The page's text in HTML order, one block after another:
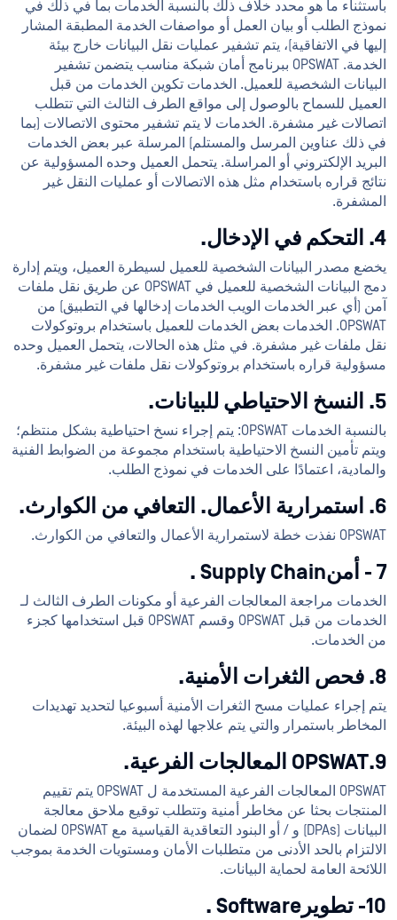
باستثناء ما هو محدد خلاف ذلك بالنسبة الخدمات بما في ذلك في
نموذج الطلب أو بيان العمل أو مواصفات الخدمة المطبقة المشار
إليها في الاتفاقية)، يتم تشفير عمليات نقل البيانات خارج بيئة
الخدمة. OPSWAT ببرنامج أمان شبكة مناسب يتضمن تشفير
البيانات الشخصية للعميل. الخدمات تكوين الخدمات من قبل
العميل للسماح بالوصول إلى مواقع الطرف الثالث التي تتطلب
اتصالات غير مشفرة. الخدمات لا يتم تشفير محتوى الاتصالات (بما
في ذلك عناوين المرسل والمستلم) المرسلة عبر بعض الخدمات
البريد الإلكتروني أو المراسلة. يتحمل العميل وحده المسؤولية عن
نتائج قراره باستخدام مثل هذه الاتصالات أو عمليات النقل غير
المشفرة.
4. التحكم في الإدخال.
يخضع مصدر البيانات الشخصية للعميل لسيطرة العميل، ويتم إدارة
دمج البيانات الشخصية للعميل في OPSWAT عن طريق نقل ملفات
آمن (أي عبر الخدمات الويب الخدمات إدخالها في التطبيق) من
OPSWAT. الخدمات بعض الخدمات للعميل باستخدام بروتوكولات
نقل ملفات غير مشفرة. في مثل هذه الحالات، يتحمل العميل وحده
مسؤولية قراره باستخدام بروتوكولات نقل ملفات غير مشفرة.
5. النسخ الاحتياطي للبيانات.
بالنسبة الخدمات OPSWAT: يتم إجراء نسخ احتياطية بشكل منتظم؛
ويتم تأمين النسخ الاحتياطية باستخدام مجموعة من الضوابط الفنية
والمادية، اعتمادًا على الخدمات في نموذج الطلب.
6. استمرارية الأعمال. التعافي من الكوارث.
OPSWAT نفذت خطة لاستمرارية الأعمال والتعافي من الكوارث.
7 - أمنSupply Chain .
الخدمات مراجعة المعالجات الفرعية أو مكونات الطرف الثالث لـ
الخدمات من قبل OPSWAT وقسم OPSWAT قبل استخدامها كجزء
من الخدمات.
8. فحص الثغرات الأمنية.
يتم إجراء عمليات مسح الثغرات الأمنية أسبوعيا لتحديد تهديدات
المخاطر باستمرار والتي يتم علاجها لهذه البيئة.
9.OPSWAT المعالجات الفرعية.
OPSWAT المعالجات الفرعية المستخدمة ل OPSWAT يتم تقييم
المنتجات بحثا عن مخاطر أمنية وتتطلب توقيع ملاحق معالجة
البيانات (DPAs) و / أو البنود التعاقدية القياسية مع OPSWAT لضمان
الالتزام بالحد الأدنى من متطلبات الأمان ومستويات الخدمة بموجب
اللائحة العامة لحماية البيانات.
10- تطويرSoftware .